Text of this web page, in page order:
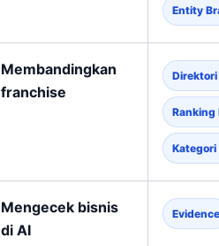
Entity
Membandingkan
franchise
Ranking
Kategori
Mengecek bisnis
di AI
Evidence